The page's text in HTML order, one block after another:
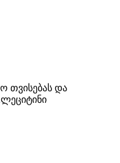
თვისებას და